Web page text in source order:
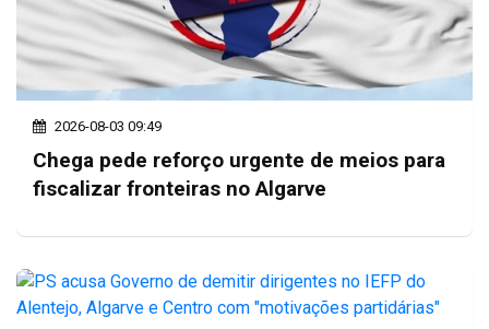
2026-08-03 09:49
Chega pede reforço urgente de meios para
fiscalizar fronteiras no Algarve